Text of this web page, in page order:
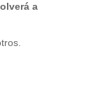
a